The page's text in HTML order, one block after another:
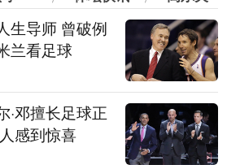
生导师 曾破例
兰看足球
·邓擅长足球正
感到惊喜